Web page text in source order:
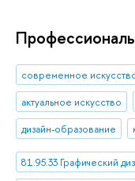
современное
актуальное искусство
дизайн-образование
81.95.33 Графический